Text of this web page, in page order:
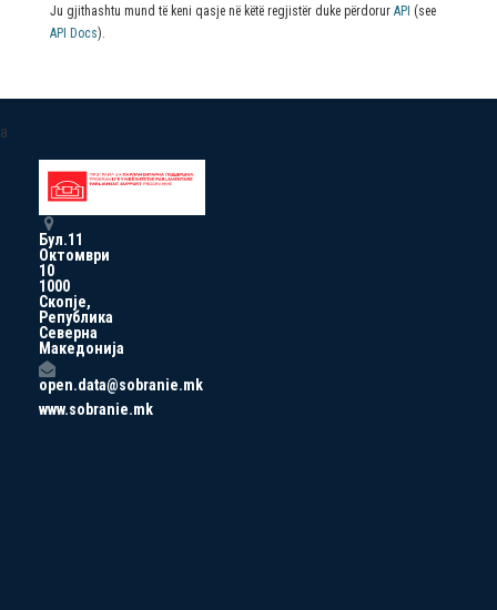
Ju gjithashtu mund të keni qasje në këtë regjistër duke përdorur API (see
API Docs).
a
Бул.11
Октомври
10
1000
Скопје,
Република
Северна
Македонија
open.data@sobranie.mk
www.sobranie.mk